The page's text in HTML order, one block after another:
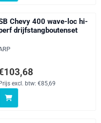
Chevy 400 wave-loc hi-
drijfstangboutenset
103,68, exclusief btw:
Prijs excl. btw: €85,69